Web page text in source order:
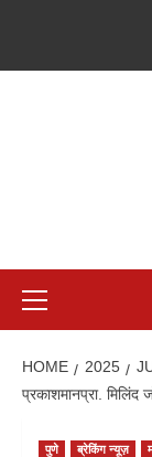
HOME 2025
प्रकाशमानप्रा. मिलिंद
पुणे ब्रेकिंग न्यूज़